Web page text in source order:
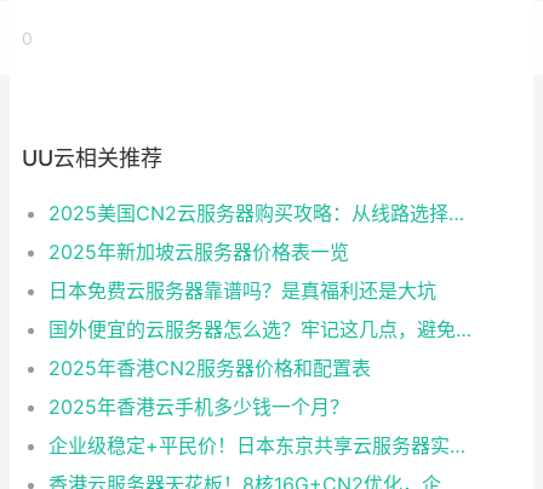
0
UU云相关推荐
2025美国CN2云服务器购买攻略：从线路选择到实操最全指南
2025年新加坡云服务器价格表一览
日本免费云服务器靠谱吗？是真福利还是大坑
国外便宜的云服务器怎么选？牢记这几点，避免踩坑
2025年香港CN2服务器价格和配置表
2025年香港云手机多少钱一个月？
企业级稳定+平民价！日本东京共享云服务器实测：CentOS 7.9系统+资源隔离，稳定性达99.99%